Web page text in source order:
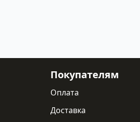
Покупателям
Оплата
Доставка